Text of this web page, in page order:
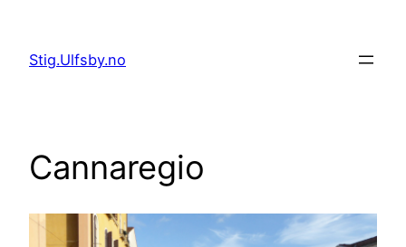
innhold
Stig.Ulfsby.no
Cannaregio